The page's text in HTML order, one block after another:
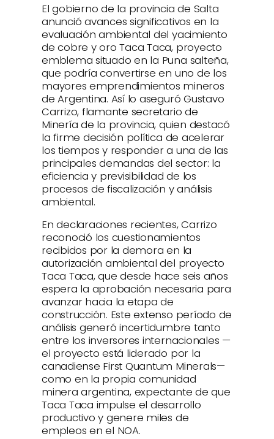
El gobierno de la provincia de Salta
anunció avances significativos en la
evaluación ambiental del yacimiento
de cobre y oro Taca Taca, proyecto
emblema situado en la Puna salteña,
que podría convertirse en uno de los
mayores emprendimientos mineros
de Argentina. Así lo aseguró Gustavo
Carrizo, flamante secretario de
Minería de la provincia, quien destacó
la firme decisión política de acelerar
los tiempos y responder a una de las
principales demandas del sector: la
eficiencia y previsibilidad de los
procesos de fiscalización y análisis
ambiental.
En declaraciones recientes, Carrizo
reconoció los cuestionamientos
recibidos por la demora en la
autorización ambiental del proyecto
Taca Taca, que desde hace seis años
espera la aprobación necesaria para
avanzar hacia la etapa de
construcción. Este extenso período de
análisis generó incertidumbre tanto
entre los inversores internacionales —
el proyecto está liderado por la
canadiense First Quantum Minerals—
como en la propia comunidad
minera argentina, expectante de que
Taca Taca impulse el desarrollo
productivo y genere miles de
empleos en el NOA.